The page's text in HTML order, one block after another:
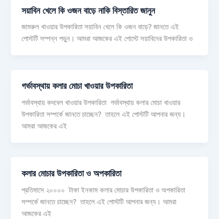
সয়াবিন খেলে কি ওজন বাড়ে নাকি বিস্তারিত জানুন
জামরুল খাওয়ার উপকারিতা সয়াবিন খেলে কি ওজন বাড়ে? জানতে এই
পোস্টটি সম্পন্ন পড়ুন। আমরা আজকের এই পোস্টে সয়াবিনের উপকারিতা ও
গর্ভাবস্থায় কলার মোচা খাওয়ার উপকারিতা
গর্ভাবস্থায় কদবেল খাওয়ার উপকারিতা গর্ভাবস্থায় কলার মোচা খাওয়ার
উপকারিতা সম্পর্কে জানতে চাচ্ছেন? তাহলে এই পোস্টটি আপনার জন্য।
আমরা আজকের এই
কলার মোচার উপকারিতা ও অপকারিতা
প্রতিমাসে ২০০০০ টাকা ইনকাম কলার মোচার উপকারিতা ও অপকারিতা
সম্পর্কে জানতে চাচ্ছেন? তাহলে এই পোস্টটি আপনার জন্য। আমরা
আজকের এই